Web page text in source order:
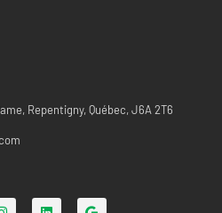
Repentigny, Québec, J6A 2T6